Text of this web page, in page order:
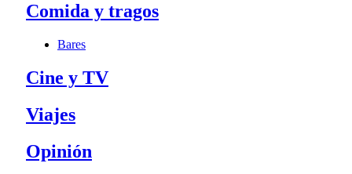
Comida y tragos
Bares
Cine y TV
Viajes
Opinión